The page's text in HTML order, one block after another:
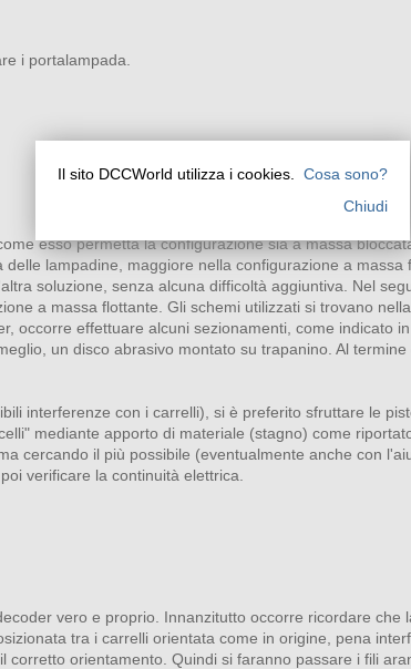
i portalampada.
esso permetta la configurazione sia a massa
lampadine, maggiore nella configurazione a massa
soluzione, senza alcuna difficoltà aggiuntiva. Nel
a massa flottante. Gli schemi utilizzati si trovano
occorre effettuare alcuni sezionamenti, come indicato in
un disco abrasivo montato su trapanino. Al
interferenze con i carrelli), si è preferito sfruttare le
mediante apporto di materiale (stagno) come
cercando il più possibile (eventualmente anche con
verificare la continuità elettrica.
vero e proprio. Innanzitutto occorre ricordare che
tra i carrelli orientata come in origine, pena
corretto orientamento. Quindi si faranno passare i fili
Il sito DCCWorld utilizza i cookies.
Cosa sono?
Chiudi